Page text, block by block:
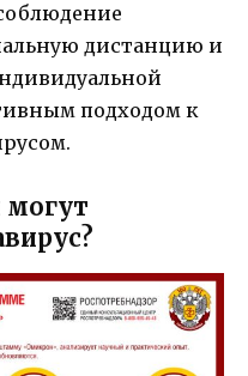
дистанцию и
подходом к
могут